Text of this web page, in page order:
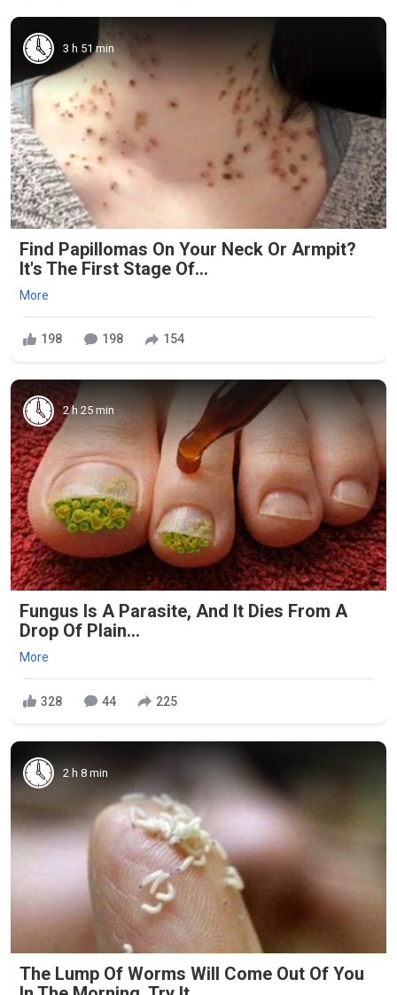
3 h 51 min
Find Papillomas On Your Neck Or Armpit?
It's The First Stage Of...
More
198 198 154
2 h 25 min
Fungus Is A Parasite, And It Dies From A
Drop Of Plain...
More
328 44 225
2 h 8 min
The Lump Of Worms Will Come Out Of You